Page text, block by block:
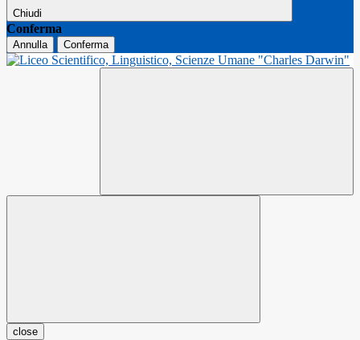
Chiudi
Conferma
Annulla Conferma
close